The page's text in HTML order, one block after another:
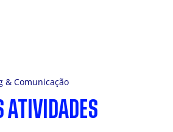
& Comunicação
ATIVIDADES